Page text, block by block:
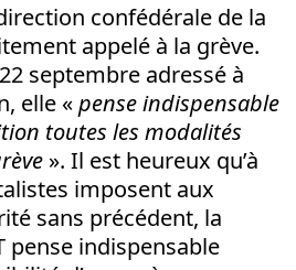
confédérale de la
appelé à la grève.
septembre adressé à
elle «pense indispensable
toutes les modalités
». Il est heureux qu’à
imposent aux
sans précédent, la
pense indispensable